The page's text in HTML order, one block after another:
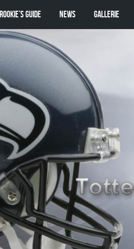
Rookie’s Guide News Gallerie